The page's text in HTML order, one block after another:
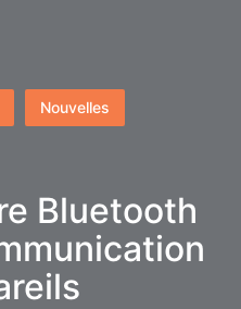
Nouvelles
Bluetooth